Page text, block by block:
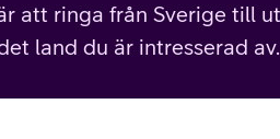
Familjeabonnemang
att ringa från Sverige till
land du är intresserad av.